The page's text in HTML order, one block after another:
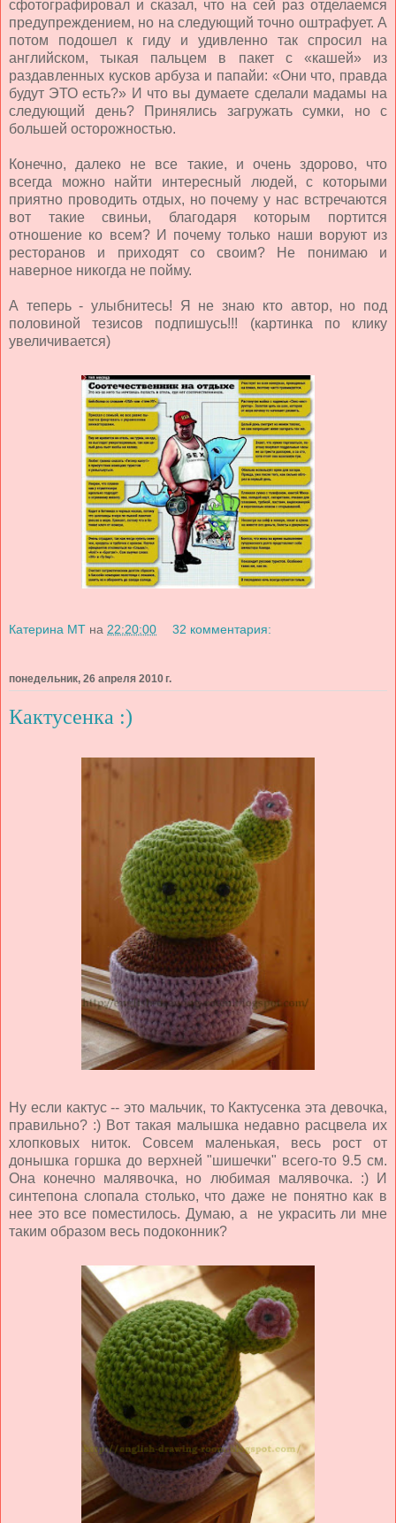
сфотографировал и сказал, что на сей раз отделаемся
предупреждением, но на следующий точно оштрафует. А
потом подошел к гиду и удивленно так спросил на
английском, тыкая пальцем в пакет с «кашей» из
раздавленных кусков арбуза и папайи: «Они что, правда
будут ЭТО есть?» И что вы думаете сделали мадамы на
следующий день? Принялись загружать сумки, но с
большей осторожностью.
Конечно, далеко не все такие, и очень здорово, что
всегда можно найти интересный людей, с которыми
приятно проводить отдых, но почему у нас встречаются
вот такие свиньи, благодаря которым портится
отношение ко всем? И почему только наши воруют из
ресторанов и приходят со своим? Не понимаю и
наверное никогда не пойму.
А теперь - улыбнитесь! Я не знаю кто автор, но под
половиной тезисов подпишусь!!! (картинка по клику
увеличивается)
Катерина МТ на 22:20:00 32 комментария:
понедельник, 26 апреля 2010 г.
Кактусенка :)
Ну если кактус -- это мальчик, то Кактусенка эта девочка,
правильно? :) Вот такая малышка недавно расцвела их
хлопковых ниток. Совсем маленькая, весь рост от
донышка горшка до верхней "шишечки" всего-то 9.5 см.
Она конечно малявочка, но любимая малявочка. :) И
синтепона слопала столько, что даже не понятно как в
нее это все поместилось. Думаю, а не украсить ли мне
таким образом весь подоконник?